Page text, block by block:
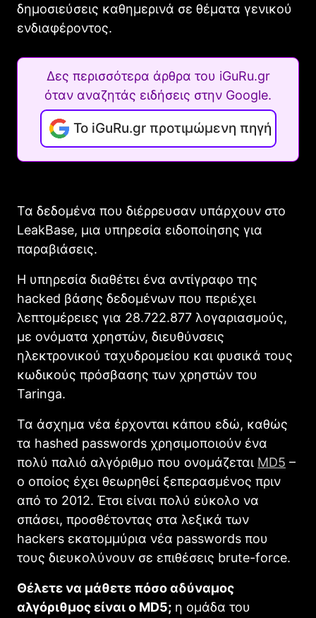
δημοσιεύσεις καθημερινά σε θέματα γενικού
ενδιαφέροντος.
Δες περισσότερα άρθρα του iGuRu.gr
όταν αναζητάς ειδήσεις στην Google.
Το iGuRu.gr προτιμώμενη πηγή
Τα δεδομένα που διέρρευσαν υπάρχουν στο
LeakBase, μια υπηρεσία ειδοποίησης για
παραβιάσεις.
Η υπηρεσία διαθέτει ένα αντίγραφο της
hacked βάσης δεδομένων που περιέχει
λεπτομέρειες για 28.722.877 λογαριασμούς,
με ονόματα χρηστών, διευθύνσεις
ηλεκτρονικού ταχυδρομείου και φυσικά τους
κωδικούς πρόσβασης των χρηστών του
Taringa.
Τα άσχημα νέα έρχονται κάπου εδώ, καθώς
τα hashed passwords χρησιμοποιούν ένα
πολύ παλιό αλγόριθμο που ονομάζεται MD5 –
ο οποίος έχει θεωρηθεί ξεπερασμένος πριν
από το 2012. Έτσι είναι πολύ εύκολο να
σπάσει, προσθέτοντας στα λεξικά των
hackers εκατομμύρια νέα passwords που
τους διευκολύνουν σε επιθέσεις brute-force.
Θέλετε να μάθετε πόσο αδύναμος
αλγόριθμος είναι ο MD5; η ομάδα του